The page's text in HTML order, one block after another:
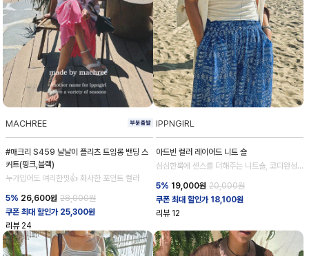
MACHREE
#매크리 S459 날날이 플리츠 트임롱 밴딩 스
커트(핑크,블랙)
누가입어도 여리한핏👍 화사한 포인트 컬러
5% 26,600원 28,000원
쿠폰 최대 할인가 25,300원
리뷰 24
IPPNGIRL
아드빈 컬러 레이어드 니트 숄
심심한룩에 센스를 더해주는 니트숄, 코디완성
5% 19,000원 20,000원
쿠폰 최대 할인가 18,100원
리뷰 12